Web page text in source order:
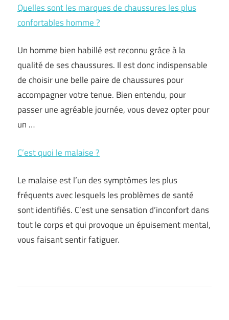
Quelles sont les marques de chaussures les plus
confortables homme ?
Un homme bien habillé est reconnu grâce à la
qualité de ses chaussures. Il est donc indispensable
de choisir une belle paire de chaussures pour
accompagner votre tenue. Bien entendu, pour
passer une agréable journée, vous devez opter pour
un …
C’est quoi le malaise ?
Le malaise est l’un des symptômes les plus
fréquents avec lesquels les problèmes de santé
sont identifiés. C’est une sensation d’inconfort dans
tout le corps et qui provoque un épuisement mental,
vous faisant sentir fatiguer.